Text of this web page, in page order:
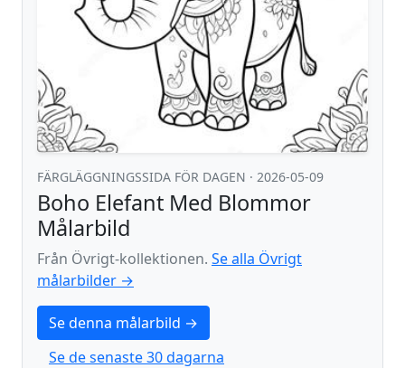
FÄRGLÄGGNINGSSIDA FÖR DAGEN · 2026-05-09
Boho Elefant Med Blommor
Målarbild
Från Övrigt-kollektionen. Se alla Övrigt
målarbilder →
Se denna målarbild →
Se de senaste 30 dagarna